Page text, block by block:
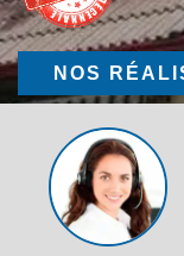
NOS